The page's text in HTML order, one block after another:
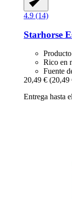
4.9 (14)
Starhorse
Rico en
Fuente
20,49 € (20,49
Entrega hasta